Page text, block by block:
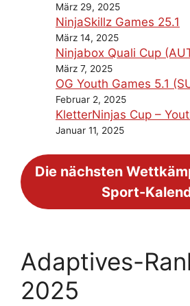
März 29, 2025
NinjaSkillz Games 25.1
März 14, 2025
Ninjabox Quali Cup
März 7, 2025
OG Youth Games 5.1
Februar 2, 2025
KletterNinjas Cup –
Januar 11, 2025
Die nächsten
Sport-
Adaptives-
2025